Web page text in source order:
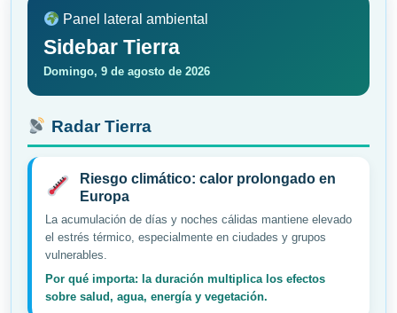
Panel lateral ambiental
Sidebar Tierra
Domingo, 9 de agosto de 2026
Radar Tierra
Riesgo climático: calor prolongado en
Europa
La acumulación de días y noches cálidas mantiene elevado
el estrés térmico, especialmente en ciudades y grupos
vulnerables.
Por qué importa: la duración multiplica los efectos
sobre salud, agua, energía y vegetación.